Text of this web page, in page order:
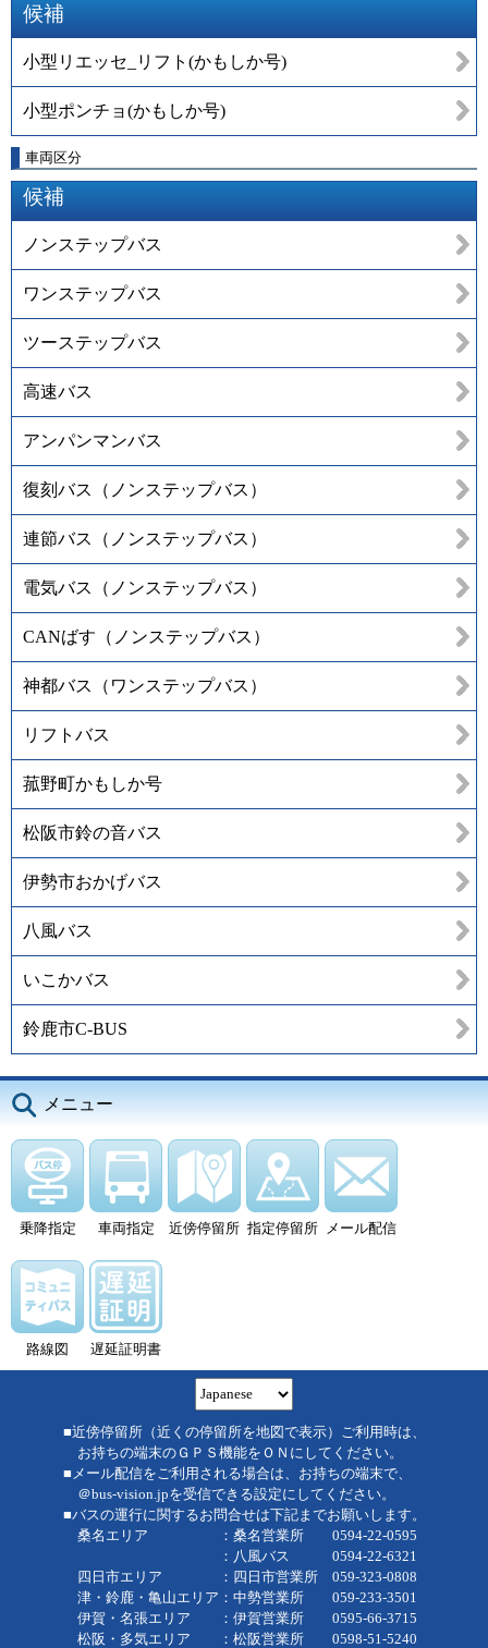
候補
小型リエッセ_リフト(かもしか号)
小型ポンチョ(かもしか号)
車両区分
候補
ノンステップバス
ワンステップバス
ツーステップバス
高速バス
アンパンマンバス
復刻バス（ノンステップバス）
連節バス（ノンステップバス）
電気バス（ノンステップバス）
CANばす（ノンステップバス）
神都バス（ワンステップバス）
リフトバス
菰野町かもしか号
松阪市鈴の音バス
伊勢市おかげバス
八風バス
いこかバス
鈴鹿市C-BUS
メニュー
乗降指定 車両指定 近傍停留所 指定停留所 メール配信
路線図 遅延証明書
■近傍停留所（近くの停留所を地図で表示）ご利用時は、
お持ちの端末のＧＰＳ機能をＯＮにしてください。
■メール配信をご利用される場合は、お持ちの端末で、
＠bus-vision.jpを受信できる設定にしてください。
■バスの運行に関するお問合せは下記までお願いします。
桑名エリア ：桑名営業所 0594-22-0595
：八風バス 0594-22-6321
四日市エリア ：四日市営業所 059-323-0808
津・鈴鹿・亀山エリア：中勢営業所 059-233-3501
伊賀・名張エリア ：伊賀営業所 0595-66-3715
松阪・多気エリア ：松阪営業所 0598-51-5240